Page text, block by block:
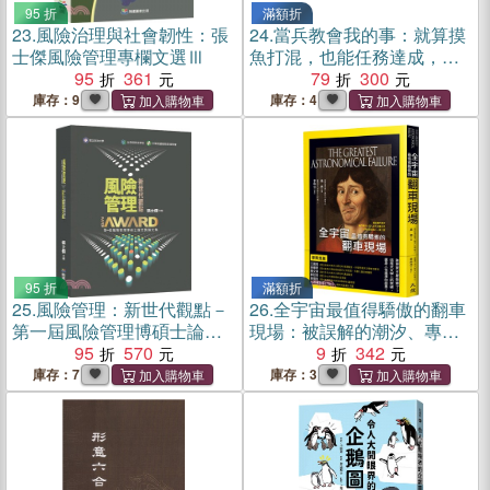
95 折
23.風險治理與社會韌性：張
士傑風險管理專欄文選Ⅲ
95
361
庫存：9
滿額折
24.當兵教會我的事：就算摸
魚打混，也能任務達成，活
得滋潤；就算流血流汗，也
要自我挑戰，超越障礙；那
些年，我在裝甲精誠連的特
種兵日記！
79 300
庫存：4
95 折
25.風險管理：新世代觀點－
第一屆風險管理博碩士論文
獎論文集95 570
庫存：7
滿額折
26.全宇宙最值得驕傲的翻車
現場：被誤解的潮汐、專門
尋找火星人的天文臺以及
「太陽系的邊緣人」冥王星
9 342
庫存：3